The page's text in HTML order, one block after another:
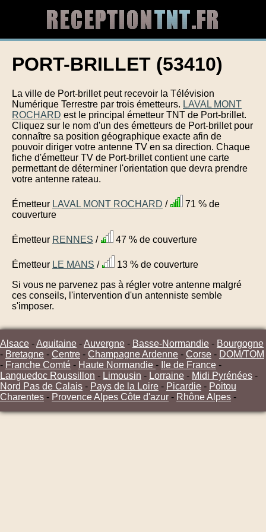
PORT-BRILLET (53410)
La ville de Port-brillet peut recevoir la Télévision
Numérique Terrestre par trois émetteurs. LAVAL MONT
ROCHARD est le principal émetteur TNT de Port-brillet.
Cliquez sur le nom d'un des émetteurs de Port-brillet pour
connaître sa position géographique exacte afin de
pouvoir diriger votre antenne TV en sa direction. Chaque
fiche d'émetteur TV de Port-brillet contient une carte
permettant de déterminer l'orientation que devra prendre
votre antenne rateau.
Émetteur LAVAL MONT ROCHARD /
71 % de
couverture
Émetteur RENNES / 47 % de couverture
Émetteur LE MANS /
13 % de couverture
Si vous ne parvenez pas à régler votre antenne malgré
ces conseils, l'intervention d'un antenniste semble
s'imposer.
Alsace -Aquitaine -Auvergne - Basse-Normandie - Bourgogne
- Bretagne - Centre - Champagne Ardenne - Corse - DOM/TOM
- Franche Comté - Haute Normandie - Ile de France -
Languedoc Roussillon - Limousin - Lorraine - Midi Pyrénées -
Nord Pas de Calais - Pays de la Loire - Picardie - Poitou
Charentes - Provence Alpes Côte d'azur - Rhône Alpes -